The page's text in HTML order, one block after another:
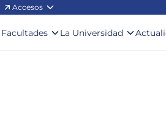
Accesos
Facultades La Universidad